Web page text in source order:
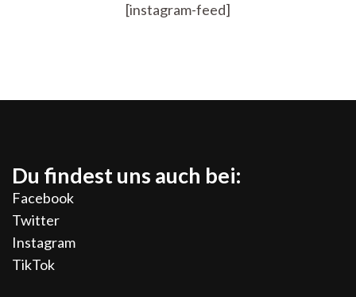
[instagram-feed]
Du findest uns auch bei:
Facebook
Twitter
Instagram
TikTok